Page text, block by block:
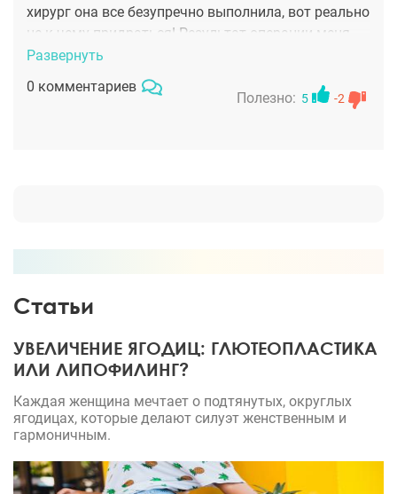
хирург она все безупречно выполнила, вот реально
не к чему придраться! Результат операции меня
радует по сей день!
Развернуть
0 комментариев
Полезно: 5 -2
Статьи
УВЕЛИЧЕНИЕ ЯГОДИЦ: ГЛЮТЕОПЛАСТИКА
ИЛИ ЛИПОФИЛИНГ?
Каждая женщина мечтает о подтянутых, округлых
ягодицах, которые делают силуэт женственным и
гармоничным.